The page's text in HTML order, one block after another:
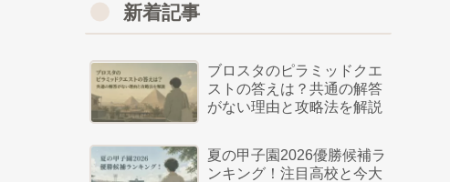
新着記事
ブロスタのピラミッドクエ
ストの答えは？共通の解答
がない理由と攻略法を解説
夏の甲子園2026優勝候補ラ
ンキング！注目高校と今大